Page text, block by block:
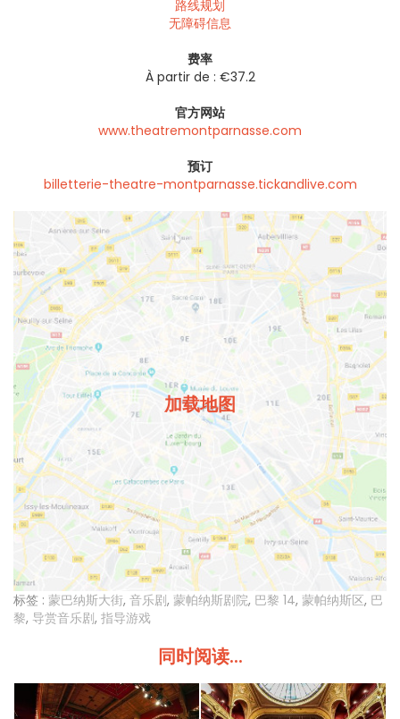
路线规划
无障碍信息
费率
À partir de : €37.2
官方网站
www.theatremontparnasse.com
预订
billetterie-theatre-montparnasse.tickandlive.com
加载地图
标签 : 蒙巴纳斯大街, 音乐剧, 蒙帕纳斯剧院, 巴黎 14, 蒙帕纳斯区, 巴
黎, 导赏音乐剧, 指导游戏
同时阅读...